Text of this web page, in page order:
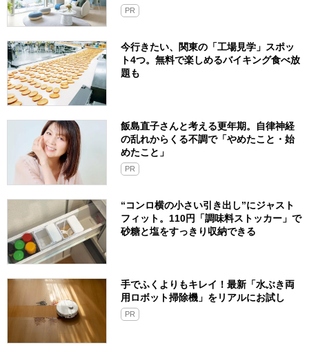
PR
今行きたい、関東の「工場見学」スポッ
ト4つ。無料で楽しめるバイキング食べ放
題も
飯島直子さんと考える更年期。自律神経
の乱れからくる不調で「やめたこと・始
めたこと」
PR
“コンロ横の小さい引き出し”にジャスト
フィット。110円「調味料ストッカー」で
砂糖と塩をすっきり収納できる
手でふくよりもキレイ！最新「水ぶき両
用ロボット掃除機」をリアルにお試し
PR